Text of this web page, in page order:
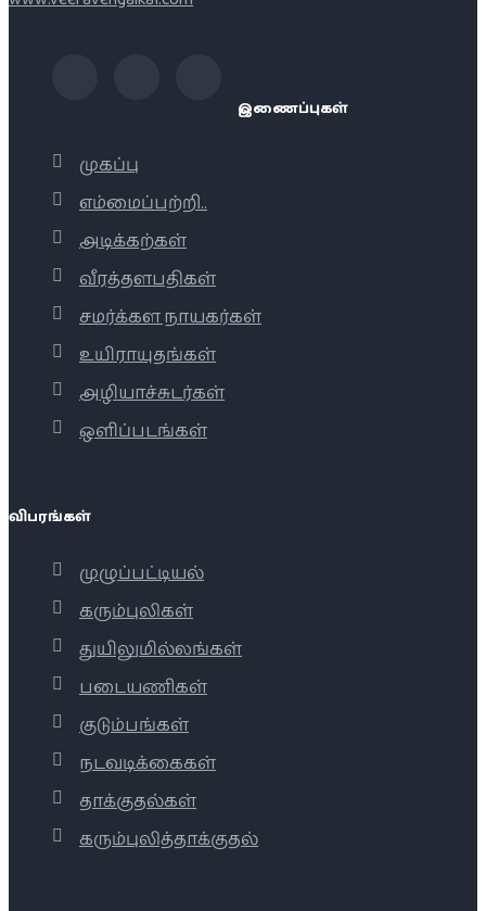
இணைப்புகள்
முகப்பு
எம்மைப்பற்றி..
அடிக்கற்கள்
வீரத்தளபதிகள்
சமர்க்கள நாயகர்கள்
உயிராயுதங்கள்
அழியாச்சுடர்கள்
ஒளிப்படங்கள்
விபரங்கள்
முழுப்பட்டியல்
கரும்புலிகள்
துயிலுமில்லங்கள்
படையணிகள்
குடும்பங்கள்
நடவடிக்கைகள்
தாக்குதல்கள்
கரும்புலித்தாக்குதல்